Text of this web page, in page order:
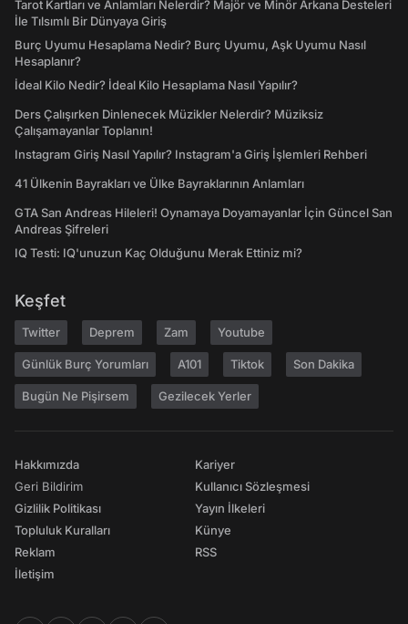
Tarot Kartları ve Anlamları Nelerdir? Majör ve Minör Arkana Desteleri
İle Tılsımlı Bir Dünyaya Giriş
Burç Uyumu Hesaplama Nedir? Burç Uyumu, Aşk Uyumu Nasıl
Hesaplanır?
İdeal Kilo Nedir? İdeal Kilo Hesaplama Nasıl Yapılır?
Ders Çalışırken Dinlenecek Müzikler Nelerdir? Müziksiz
Çalışamayanlar Toplanın!
Instagram Giriş Nasıl Yapılır? Instagram'a Giriş İşlemleri Rehberi
41 Ülkenin Bayrakları ve Ülke Bayraklarının Anlamları
GTA San Andreas Hileleri! Oynamaya Doyamayanlar İçin Güncel San
Andreas Şifreleri
IQ Testi: IQ'unuzun Kaç Olduğunu Merak Ettiniz mi?
Keşfet
Twitter Deprem Zam Youtube
Günlük Burç Yorumları A101 Tiktok Son Dakika
Bugün Ne Pişirsem Gezilecek Yerler
Hakkımızda
Geri Bildirim
Gizlilik Politikası
Topluluk Kuralları
Reklam
İletişim
Kariyer
Kullanıcı Sözleşmesi
Yayın İlkeleri
Künye
RSS